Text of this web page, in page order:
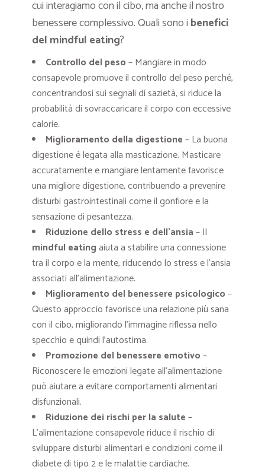
cui interagiamo con il cibo, ma anche il nostro
benessere complessivo. Quali sono i benefici
del mindful eating?
Controllo del peso– Mangiare in modo
consapevole promuove il controllo del peso perché,
concentrandosi sui segnali di sazietà, si riduce la
probabilità di sovraccaricare il corpo con eccessive
calorie.
Miglioramento della digestione– La buona
digestione è legata alla masticazione. Masticare
accuratamente e mangiare lentamente favorisce
una migliore digestione, contribuendo a prevenire
disturbi gastrointestinali come il gonfiore e la
sensazione di pesantezza.
Riduzione dello stress e dell’ansia– Il
mindful eatingaiuta a stabilire una connessione
tra il corpo e la mente, riducendo lo stress e l’ansia
associati all’alimentazione.
Miglioramento del benessere psicologico–
Questo approccio favorisce una relazione più sana
con il cibo, migliorando l’immagine riflessa nello
specchio e quindi l’autostima.
Promozione del benessere emotivo–
Riconoscere le emozioni legate all’alimentazione
può aiutare a evitare comportamenti alimentari
disfunzionali.
Riduzione dei rischi per la salute–
L’alimentazione consapevole riduce il rischio di
sviluppare disturbi alimentari e condizioni come il
diabete di tipo 2 e le malattie cardiache.